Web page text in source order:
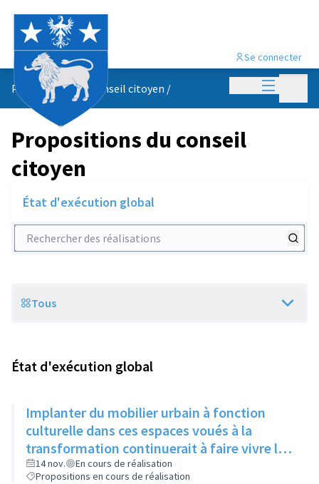
Menu
Se connecter
Propositions du conseil citoyen /
Propositions du conseil
citoyen
État d'exécution global
Rechercher des réalisations
Scope
Tous
État d'exécution global
Implanter du mobilier urbain à fonction
culturelle dans ces espaces voués à la
transformation continuerait à faire vivre le
secteur
14 nov.
En cours de réalisation
Propositions en cours de réalisation